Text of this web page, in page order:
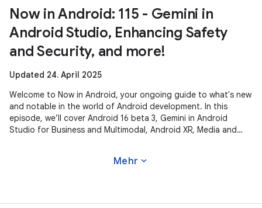
Now in Android: 115 - Gemini in
Android Studio, Enhancing Safety
and Security, and more!
Updated 24. April 2025
Welcome to Now in Android, your ongoing guide to what's new
and notable in the world of Android development. In this
episode, we’ll cover Android 16 beta 3, Gemini in Android
Studio for Business and Multimodal, Android XR, Media and
Mehr expand_more